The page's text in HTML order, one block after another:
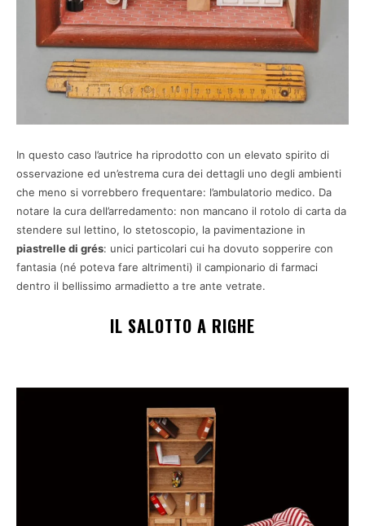
In questo caso l’autrice ha riprodotto con un elevato spirito di
osservazione ed un’estrema cura dei dettagli uno degli ambienti
che meno si vorrebbero frequentare: l’ambulatorio medico. Da
notare la cura dell’arredamento: non mancano il rotolo di carta da
stendere sul lettino, lo stetoscopio, la pavimentazione in
piastrelle di grés: unici particolari cui ha dovuto sopperire con
fantasia (né poteva fare altrimenti) il campionario di farmaci
dentro il bellissimo armadietto a tre ante vetrate.
IL SALOTTO A RIGHE